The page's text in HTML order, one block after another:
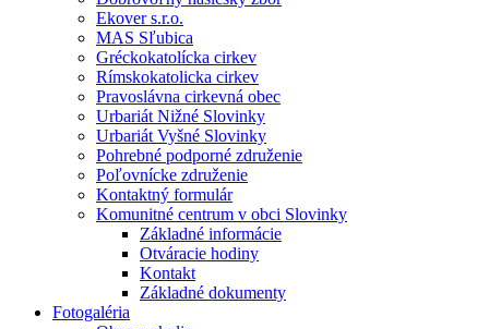
Ekover s.r.o.
MAS Sľubica
Gréckokatolícka cirkev
Rímskokatolicka cirkev
Pravoslávna cirkevná obec
Urbariát Nižné Slovinky
Urbariát Vyšné Slovinky
Pohrebné podporné združenie
Poľovnícke združenie
Kontaktný formulár
Komunitné centrum v obci Slovinky
Základné informácie
Otváracie hodiny
Kontakt
Základné dokumenty
Fotogaléria